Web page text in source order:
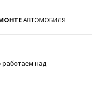
АВТОМОБИЛЯ
над